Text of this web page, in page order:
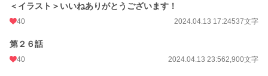
＜イラスト＞いいねありがとうございます！
40 2024.04.13 17:24537文字
第２６話
40 2024.04.13 23:562,900文字